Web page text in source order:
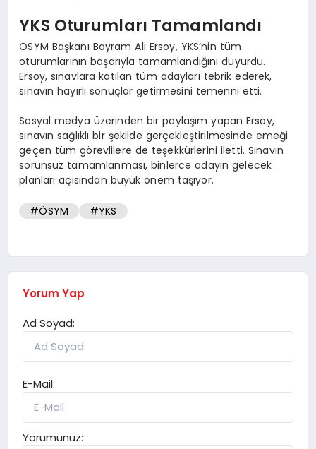
YKS Oturumları Tamamlandı
ÖSYM Başkanı Bayram Ali Ersoy, YKS’nin tüm
oturumlarının başarıyla tamamlandığını duyurdu.
Ersoy, sınavlara katılan tüm adayları tebrik ederek,
sınavın hayırlı sonuçlar getirmesini temenni etti.
Sosyal medya üzerinden bir paylaşım yapan Ersoy,
sınavın sağlıklı bir şekilde gerçekleştirilmesinde emeği
geçen tüm görevlilere de teşekkürlerini iletti. Sınavın
sorunsuz tamamlanması, binlerce adayın gelecek
planları açısından büyük önem taşıyor.
#ÖSYM #YKS
Yorum Yap
Ad Soyad:
E-Mail:
Yorumunuz: